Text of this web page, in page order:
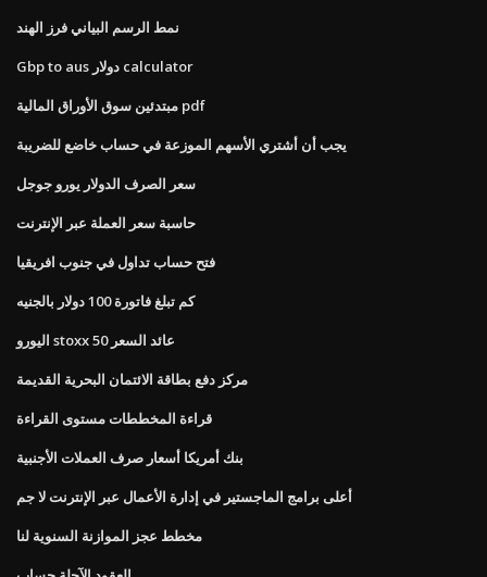
نمط الرسم البياني فرز الهند
Gbp to aus دولار calculator
مبتدئين سوق الأوراق المالية pdf
يجب أن أشتري الأسهم الموزعة في حساب خاضع للضريبة
سعر الصرف الدولار يورو جوجل
حاسبة سعر العملة عبر الإنترنت
فتح حساب تداول في جنوب افريقيا
كم تبلغ فاتورة 100 دولار بالجنيه
اليورو stoxx 50 عائد السعر
مركز دفع بطاقة الائتمان البحرية القديمة
قراءة المخططات مستوى القراءة
بنك أمريكا أسعار صرف العملات الأجنبية
أعلى برامج الماجستير في إدارة الأعمال عبر الإنترنت لا جم
مخطط عجز الموازنة السنوية لنا